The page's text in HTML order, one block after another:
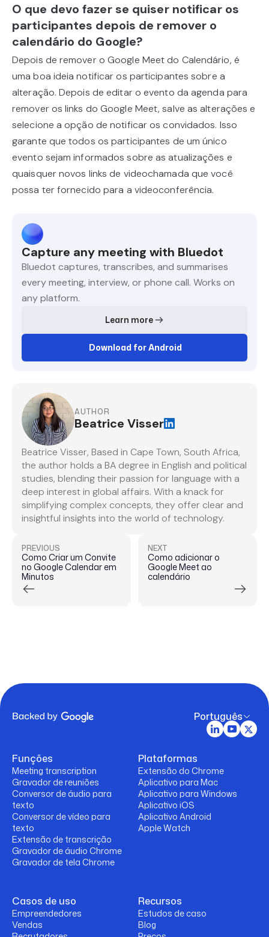
O que devo fazer se quiser notificar os
participantes depois de remover o
calendário do Google?
Depois de remover o Google Meet do Calendário, é
uma boa ideia notificar os participantes sobre a
alteração. Depois de editar o evento da agenda para
remover os links do Google Meet, salve as alterações e
selecione a opção de notificar os convidados. Isso
garante que todos os participantes de um único
evento sejam informados sobre as atualizações e
quaisquer novos links de videochamada que você
possa ter fornecido para a videoconferência.
Capture any meeting with Bluedot
Bluedot captures, transcribes, and summarises
every meeting, interview, or phone call. Works on
any platform.
Learn more
Download for Android
AUTHOR
Beatrice Visser
Beatrice Visser, Based in Cape Town, South Africa,
the author holds a BA degree in English and political
studies, blending their passion for language with a
deep interest in global affairs. With a knack for
simplifying complex concepts, they offer clear and
insightful insights into the world of technology.
PREVIOUS
Como Criar um Convite
no Google Calendar em
Minutos
NEXT
Como adicionar o
Google Meet ao
calendário
Português
Funções
Meeting transcription
Gravador de reuniões
Conversor de áudio para
texto
Conversor de vídeo para
texto
Extensão de transcrição
Gravador de áudio Chrome
Gravador de tela Chrome
Plataformas
Extensão do Chrome
Aplicativo para Mac
Aplicativo para Windows
Aplicativo iOS
Aplicativo Android
Apple Watch
Casos de uso
Empreendedores
Vendas
Recursos
Estudos de caso
Blog